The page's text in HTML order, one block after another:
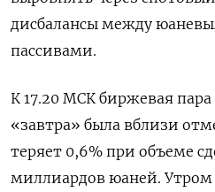
дисбалансы между
пассивами.
К 17.20 МСК биржевая
«завтра» была вблизи
теряет 0,6% при объеме
миллиардов юаней. Утром